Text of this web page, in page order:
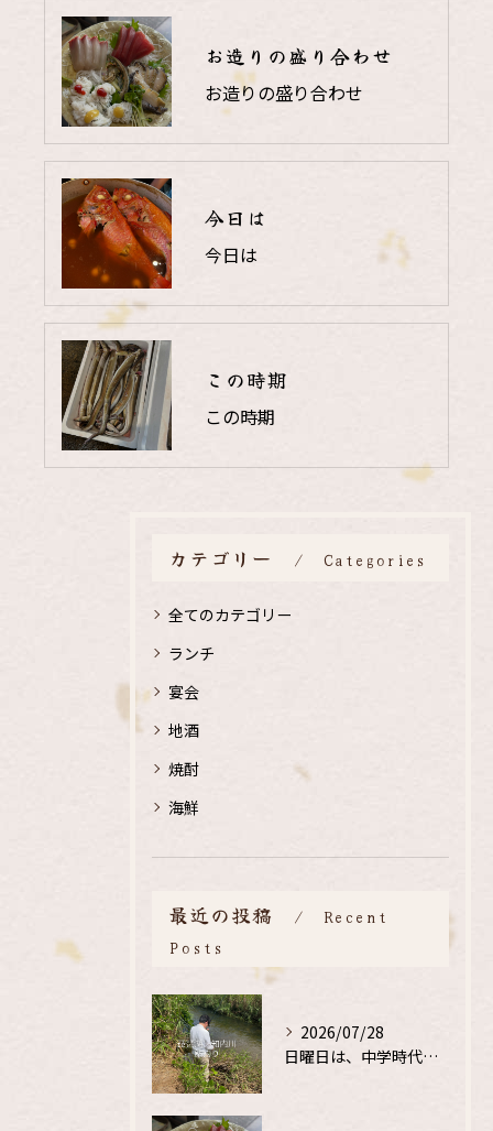
お造りの盛り合わせ
お造りの盛り合わせ
今日は
今日は
この時期
この時期
カテゴリー Categories
全てのカテゴリー
ランチ
宴会
地酒
焼酎
海鮮
最近の投稿
Recent
Posts
2026/07/28
日曜日は、中学時代の、同級生と鮎釣り